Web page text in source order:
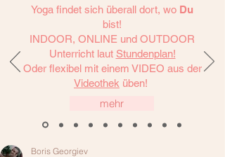
Yoga findet sich überall dort, wo Du
bist!
INDOOR, ONLINE und OUTDOOR
Unterricht laut Stundenplan!
Oder flexibel mit einem VIDEO aus der
Videothek üben!
mehr
Boris Georgiev